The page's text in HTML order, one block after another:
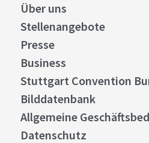
Über uns
Stellenangebote
Presse
Business
Stuttgart Convention
Bilddatenbank
Allgemeine
Datenschutz